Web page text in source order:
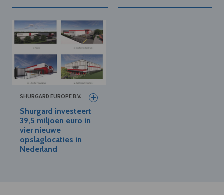
SHURGARD EUROPE B.V.
Shurgard investeert
39,5 miljoen euro in
vier nieuwe
opslaglocaties in
Nederland